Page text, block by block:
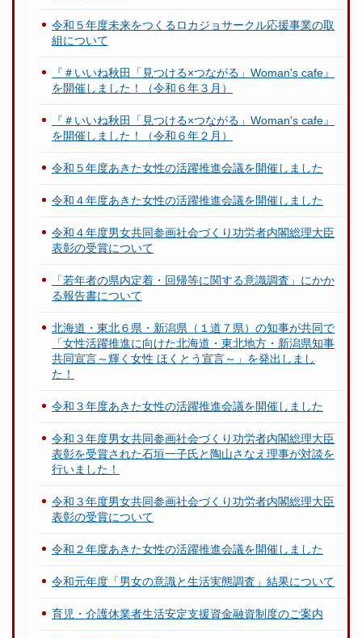
令和５年度未来をつくるロカジョサークル応援事業の取
組について
『＃いいね秋田「見つける×つながる」Woman's cafe』
を開催しました！（令和６年３月）
『＃いいね秋田「見つける×つながる」Woman's cafe』
を開催しました！（令和６年２月）
令和５年度あきた女性の活躍推進会議を開催しました
令和４年度あきた女性の活躍推進会議を開催しました
令和４年度男女共同参画社会づくり功労者内閣総理大臣
表彰の受賞について
「若年者の県内定着・回帰等に関する意識調査」にかか
る報告書について
北海道・東北６県・新潟県（１道７県）の知事が共同で
「女性活躍推進に向けた北海道・東北地方・新潟県知事
共同宣言～輝く女性 ほくとう宣言～」を発出しまし
た！
令和３年度あきた女性の活躍推進会議を開催しました
令和３年度男女共同参画社会づくり功労者内閣総理大臣
表彰を受賞された石垣一子氏と陶山さなえ理事が対談を
行いました！
令和３年度男女共同参画社会づくり功労者内閣総理大臣
表彰の受賞について
令和２年度あきた女性の活躍推進会議を開催しました
令和元年度「男女の意識と生活実態調査」結果について
育児・介護休業者生活安定支援資金融資制度のご案内